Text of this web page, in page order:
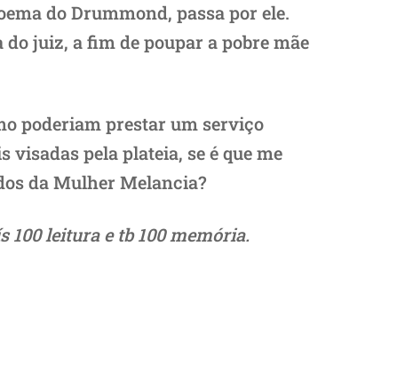
do Drummond, passa por ele.
juiz, a fim de poupar a pobre mãe
poderiam prestar um serviço
pela plateia, se é que me
da Mulher Melancia?
100 leitura e tb 100 memória.